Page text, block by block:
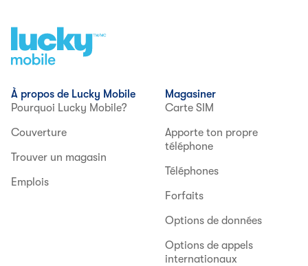
À propos de Lucky Mobile
Pourquoi Lucky Mobile?
Couverture
Trouver un magasin
Emplois
Magasiner
Carte SIM
Apporte ton propre
téléphone
Téléphones
Forfaits
Options de données
Options de appels
internationaux